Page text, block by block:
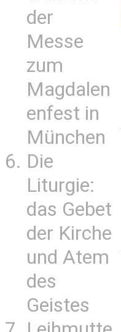
der
Messe
zum
Magdalen
enfest in
München
Die
Liturgie:
das Gebet
der Kirche
und Atem
des
Geistes